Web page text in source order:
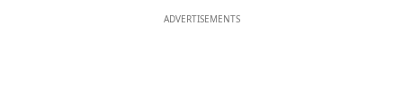
ADVERTISEMENTS